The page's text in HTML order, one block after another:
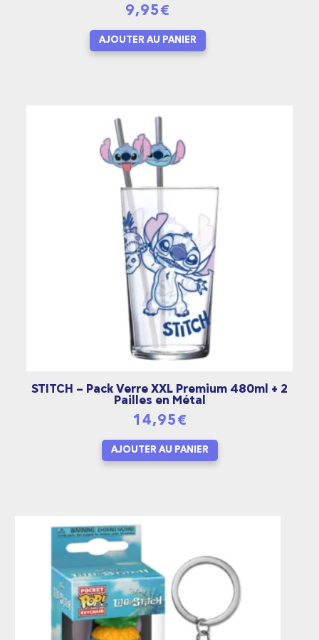
9,95€
AJOUTER AU PANIER
STITCH – Pack Verre XXL Premium 480ml + 2
Pailles en Métal
14,95€
AJOUTER AU PANIER